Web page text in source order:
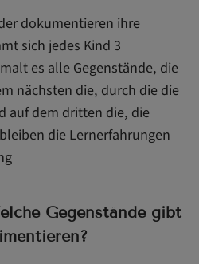
dokumentieren ihre
sich jedes Kind 3
es alle Gegenstände, die
nächsten die, durch die die
auf dem dritten die, die
die Lernerfahrungen
Gegenstände gibt